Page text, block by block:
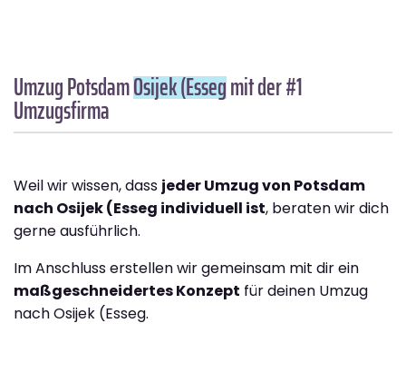
Umzug PotsdamOsijek (Essegmit der #1
Umzugsfirma
Weil wir wissen, dass jeder Umzug von Potsdam
nach Osijek (Esseg individuell ist, beraten wir dich
gerne ausführlich.
Im Anschluss erstellen wir gemeinsam mit dir ein
maßgeschneidertes Konzept für deinen Umzug
nach Osijek (Esseg.